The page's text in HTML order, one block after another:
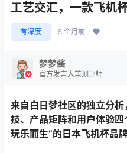
工艺交汇，一款飞机
有深度 5 个月前
梦梦酱
官方发言人兼测评师
来自白日梦社区的独立分
技、产品矩阵和用户体验
玩乐而生”的日本飞机杯品牌